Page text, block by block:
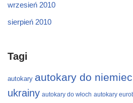
wrzesień 2010
sierpień 2010
Tagi
autokary autokary do niemiec
ukrainy autokary do włoch autokary